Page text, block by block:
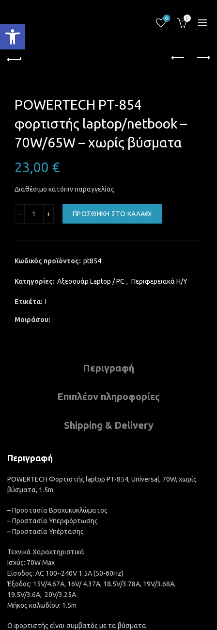
Ανοίξτε τη γραμμή εργαλείων
0 0
POWERTECH PT-854
φορτιστής laptop/netbook –
70W/65W – χωρίς βύσματα
23,00 €
Διαθέσιμο κατόπιν παραγγελίας
ΠΡΟΣΘΉΚΗ ΣΤΟ ΚΑΛΆΘΙ
Κωδικός προϊόντος: pt854
Κατηγορίες: Αξεσουάρ Laptop / PC , Περιφερειακά Η/Υ
Ετικέτα: I
Μοιράσου
Περιγραφή
Επιπλέον πληροφορίες
Shipping & Delivery
Περιγραφή
POWERTECH Φορτιστής laptop PT-854, Universal, 70W, χωρίς
βύσματα, 1.5m
– Προστασία Βραχυκυκλώματος
– Προστασία Υπερφόρτωσης
– Προστασία Υπέρτασης
Τεχνικά Χαρακτηριστικά:
Ισχύς: 70W Max
Είσοδος: AC 100~240V 1.5A (50-60Hz)
Έξοδος: 15V/4.67A, 16V/ 4.37A, 18.5V/3.78A, 19V/3.68A,
19.5V/3.6A, 20V/3.25A
Μήκος καλωδίου: 1.5m
Ο φορτιστής είναι συμβατός με τα βύσματα: